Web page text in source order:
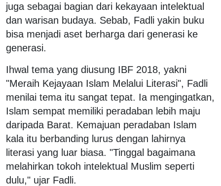
juga sebagai bagian dari kekayaan intelektual
dan warisan budaya. Sebab, Fadli yakin buku
bisa menjadi aset berharga dari generasi ke
generasi.
Ihwal tema yang diusung IBF 2018, yakni
"Meraih Kejayaan Islam Melalui Literasi", Fadli
menilai tema itu sangat tepat. Ia mengingatkan,
Islam sempat memiliki peradaban lebih maju
daripada Barat. Kemajuan peradaban Islam
kala itu berbanding lurus dengan lahirnya
literasi yang luar biasa. "Tinggal bagaimana
melahirkan tokoh intelektual Muslim seperti
dulu," ujar Fadli.